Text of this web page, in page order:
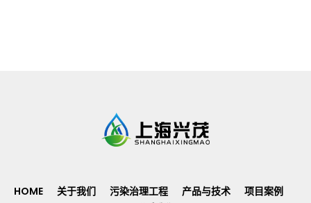
HOME 关于我们 污染治理工程 产品与技术
项目案例